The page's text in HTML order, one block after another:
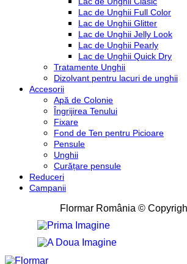
Lac de Unghii Full Color
Lac de Unghii Glitter
Lac de Unghii Jelly Look
Lac de Unghii Pearly
Lac de Unghii Quick Dry
Tratamente Unghii
Dizolvant pentru lacuri de unghii
Accesorii
Apă de Colonie
Îngrijirea Tenului
Fixare
Fond de Ten pentru Picioare
Pensule
Unghii
Curățare pensule
Reduceri
Campanii
Flormar România ©